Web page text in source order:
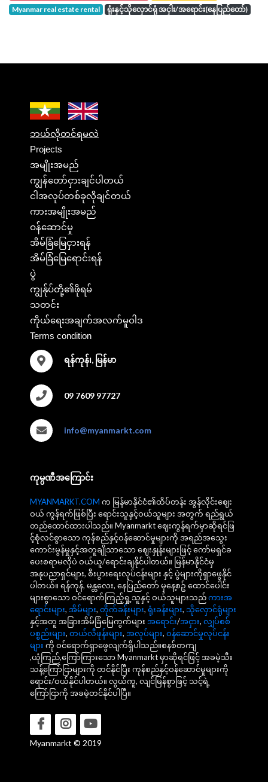
Myanmar real estate rental
ရုံးနှင့်သိုလှောင်ရုံ အငှါး/အရောင်း(နေပြည်တော်)
ဘယ်လိုတင်ရမလဲ
Projects
အမျိုးအမည်
ကျွန်တော်ငှားချင်ပါတယ်
ငါအလုပ်တစ်ခုလိုချင်တယ်
ကားအမျိုးအမည်
ဝန်ဆောင်မှု
အိမ်ခြံမြေငှားရန်
အိမ်ခြံမြေရောင်းရန်
ပွဲ
ကျွန်ုပ်တို့၏ဖိုရမ်
သတင်း
ကိုယ်ရေးအချက်အလက်မူဝါဒ
Terms condition
ရန်ကုန်၊, မြန်မာ
09 7609 97727
info@myanmarkt.com
ကုမ္ပဏီအကြောင်း
MYANMARKT.COM က မြန်မာနိုင်ငံ၏ထိပ်တန်း အွန်လိုင်းဈေး
ဝယ် ကွန်ရက်ဖြစ်ပြီး ရောင်းသူနှင့်ဝယ်သူများ အတွက် ရည်ရွယ်
တည်ထောင်ထားပါသည်။ Myanmarkt ဈေးကွန်ရက်မှာဆိုရင်ဖြ
င့်စုံလင်စွာသော ကုန်စည်နှင့်ဝန်ဆောင်မှုများကို အရည်အသွေး
ကောင်းမွန်မှုနှင့်အတူချိုသာသော ဈေးနှုန်းများဖြင့် ကော်မရှင်ခ
ပေးစရာမလိုပဲ ဝယ်ယူ/ရောင်းချနိုင်ပါတယ်။ မြန်မာနိုင်ငံမှ
အနုပညာရှင်များ, စီးပွားရေးလုပ်ငန်းများ နှင့် ပွဲများကိုရှာဖွေနိုင်
ပါတယ်။ ရန်ကုန်, မန္တလေး, နေပြည်တော် မှနေ့စဥ် ထောင်ပေါင်း
များစွာသော ဝင်ရောက်ကြည့်ရှု့သူနှင့် ဝယ်သူများသည်ကားအ
ရောင်းများ, အိမ်များ, တိုက်ခန်းများ, ရုံးခန်းများ, သိုလှောင်ရုံများ
နှင့်အတူ အခြားအိမ်ခြံမြေကွက်များ အရောင်း/အငှား, လျှပ်စစ်
ပစ္စည်းများ, တယ်လီဖုန်းများ, အလုပ်များ, ဝန်ဆောင်မှုလုပ်ငန်း
များ ကို ဝင်ရောက်ရှာဖွေလျက်ရှိပါသည်။စနစ်တကျ
,ယုံကြည်,ကြော်ကြားသော Myanmarkt မှာဆိုရင်ဖြင့် အခမဲ့သီး
သန့်ကြော်ငြာများကို တင်နိုင်ပြီး ကုန်စည်နှင့်ဝန်ဆောင်မှုများကို
ရောင်း/ဝယ်နိုင်ပါတယ်။ လွယ်ကူ, လျင်မြန်စွာဖြင့် သင့်ရဲ့
ကြော်ငြာကို အခမဲ့တင်နိုင်ပါပြီ။
Myanmarkt © 2019